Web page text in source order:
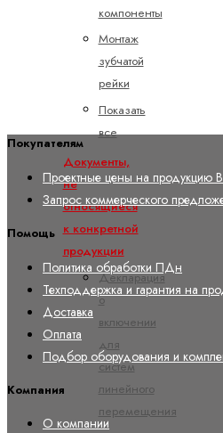
компоненты
Монтаж
зубчатой
рейки
Показать
все
Документы,
не
относящиеся
к конкретной
продукции
Декларация
о
включении
для
систем
линейного
перемещения
Покупателям
Проектные цены на продукцию
Запрос коммерческого
Помощь
Политика обработки ПДн
Техподдержка и гарантия на
Доставка
Оплата
Подбор оборудования и
Компания
О компании